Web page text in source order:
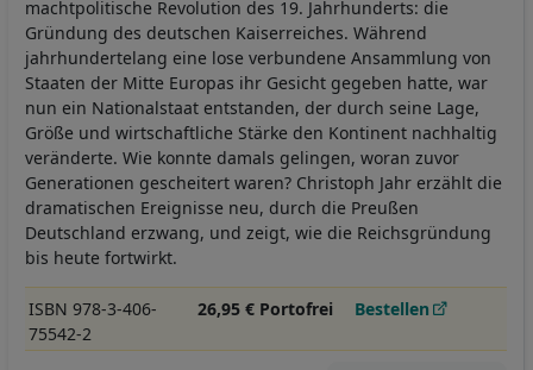
machtpolitische Revolution des 19. Jahrhunderts: die
Gründung des deutschen Kaiserreiches. Während
jahrhundertelang eine lose verbundene Ansammlung von
Staaten der Mitte Europas ihr Gesicht gegeben hatte, war
nun ein Nationalstaat entstanden, der durch seine Lage,
Größe und wirtschaftliche Stärke den Kontinent nachhaltig
veränderte. Wie konnte damals gelingen, woran zuvor
Generationen gescheitert waren? Christoph Jahr erzählt die
dramatischen Ereignisse neu, durch die Preußen
Deutschland erzwang, und zeigt, wie die Reichsgründung
bis heute fortwirkt.
ISBN 978-3-406-
75542-2
26,95 € Portofrei Bestellen